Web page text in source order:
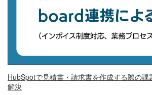
HubSpotで見積書・請求書を作成する際の課
解決